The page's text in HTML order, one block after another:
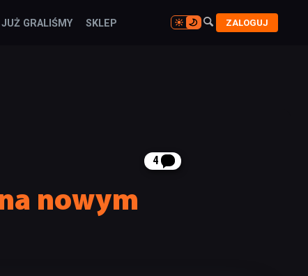
JUŻ GRALIŚMY SKLEP 
 ZALOGUJ
4
nowym